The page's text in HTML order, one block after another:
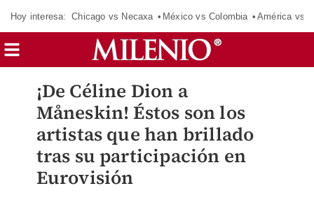
Hoy interesa: Chicago vs Necaxa México vs Colombia América vs
¡De Céline Dion a
Måneskin! Éstos son los
artistas que han brillado
tras su participación en
Eurovisión